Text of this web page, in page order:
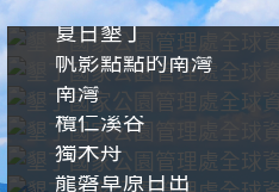
夏日墾丁
帆影點點的南灣
南灣
欖仁溪谷
獨木舟
龍磐草原日出